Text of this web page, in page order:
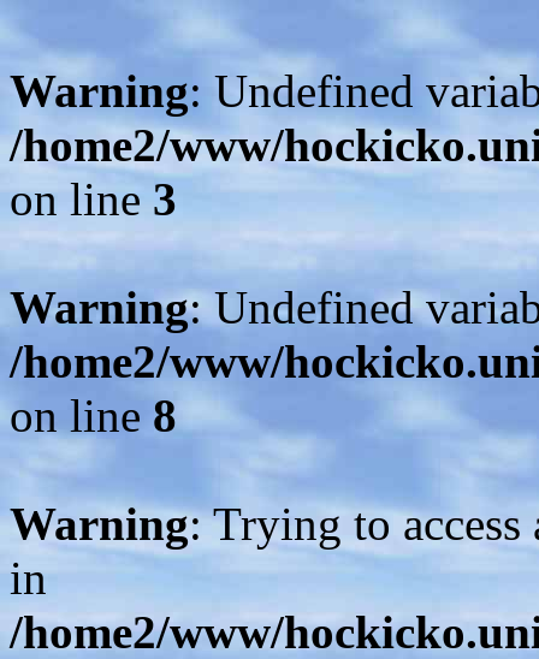
Warning: Undefined
/home2/www/
on line 3
Warning: Undefined
/home2/www/
on line 8
Warning: Trying to
in
/home2/www/